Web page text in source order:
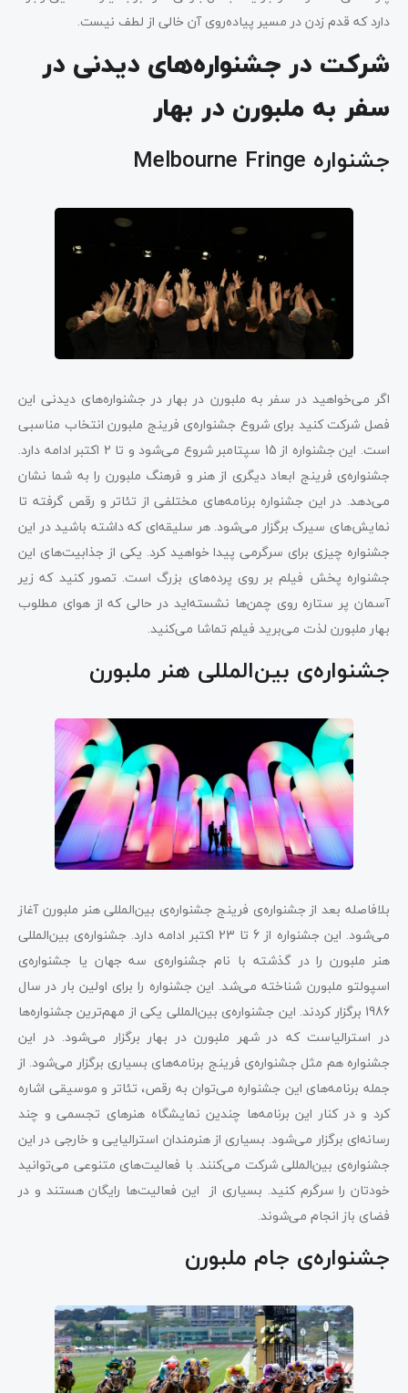
دارد که قدم زدن در مسیر پیاده‌روی آن خالی از لطف نیست.
شرکت در جشنواره‌های دیدنی در
سفر به ملبورن در بهار
جشنواره Melbourne Fringe
اگر می‌خواهید در سفر به ملبورن در بهار در جشنواره‌های دیدنی این
فصل شرکت کنید برای شروع جشنواره‌ی فرینج ملبورن انتخاب مناسبی
است. این جشنواره از 15 سپتامبر شروع می‌شود و تا 2 اکتبر ادامه دارد.
جشنواره‌ی فرینج ابعاد دیگری از هنر و فرهنگ ملبورن را به شما نشان
می‌دهد. در این جشنواره برنامه‌های مختلفی از تئاتر و رقص گرفته تا
نمایش‌های سیرک برگزار می‌شود. هر سلیقه‌ای که داشته باشید در این
جشنواره چیزی برای سرگرمی پیدا خواهید کرد. یکی از جذابیت‌های این
جشنواره پخش فیلم بر روی پرده‌های بزرگ است. تصور کنید که زیر
آسمان پر ستاره روی چمن‌ها نشسته‌اید در حالی که از هوای مطلوب
بهار ملبورن لذت می‌برید فیلم تماشا می‌کنید.
جشنواره‌ی بین‌المللی هنر ملبورن
بلافاصله بعد از جشنواره‌ی فرینج جشنواره‌ی بین‌المللی هنر ملبورن آغاز
می‌شود. این جشنواره از 6 تا 23 اکتبر ادامه دارد. جشنواره‌ی بین‌المللی
هنر ملبورن را در گذشته با نام جشنواره‌ی سه جهان یا جشنواره‌ی
اسپولتو ملبورن شناخته می‌شد. این جشنواره را برای اولین بار در سال
1986 برگزار کردند. این جشنواره‌ی بین‌المللی یکی از مهم‌ترین جشنواره‌ها
در استرالیاست که در شهر ملبورن در بهار برگزار می‌شود. در این
جشنواره هم مثل جشنواره‌ی فرینج برنامه‌های بسیاری برگزار می‌شود. از
جمله برنامه‌های این جشنواره می‌توان به رقص، تئاتر و موسیقی اشاره
کرد و در کنار این برنامه‌ها چندین نمایشگاه هنرهای تجسمی و چند
رسانه‌ای برگزار می‌شود. بسیاری از هنرمندان استرالیایی و خارجی در این
جشنواره‌ی بین‌المللی شرکت می‌کنند. با فعالیت‌های متنوعی می‌توانید
خودتان را سرگرم کنید. بسیاری از این فعالیت‌ها رایگان هستند و در
فضای باز انجام می‌شوند.
جشنواره‌ی جام ملبورن